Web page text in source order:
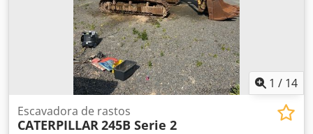
1 / 14
Escavadora de rastos
CATERPILLAR245B Serie 2